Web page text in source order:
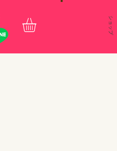
ショップ